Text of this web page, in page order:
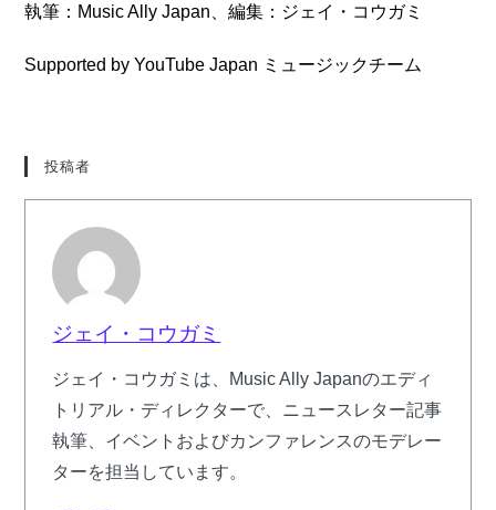
執筆：Music Ally Japan、編集：ジェイ・コウガミ
Supported by YouTube Japan ミュージックチーム
投稿者
ジェイ・コウガミ
ジェイ・コウガミは、Music Ally Japanのエディ
トリアル・ディレクターで、ニュースレター記事
執筆、イベントおよびカンファレンスのモデレー
ターを担当しています。